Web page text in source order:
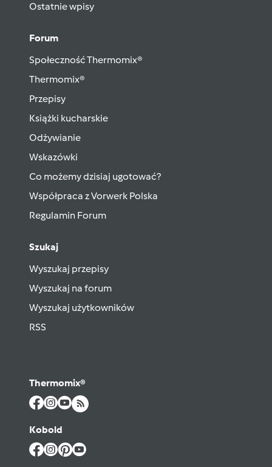
Ostatnie wpisy
Forum
Społeczność Thermomix®
Thermomix®
Przepisy
Książki kucharskie
Odżywianie
Wskazówki
Co możemy dzisiaj ugotować?
Współpraca z Vorwerk Polska
Regulamin Forum
Szukaj
Wyszukaj przepisy
Wyszukaj na forum
Wyszukaj użytkowników
RSS
Thermomix®
Kobold